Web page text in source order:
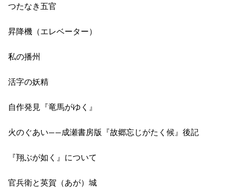
つたなき五官
昇降機（エレベーター）
私の播州
活字の妖精
自作発見『竜馬がゆく』
火のぐあい――成瀬書房版『故郷忘じがたく候』後記
『翔ぶが如く』について
官兵衛と英賀（あが）城